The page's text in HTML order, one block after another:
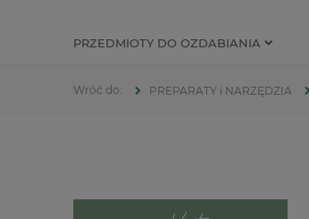
PRZEDMIOTY DO OZDABIANIA
PREPARATY i NARZĘDZIA